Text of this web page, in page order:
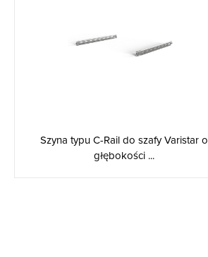
Szyna typu C-Rail do szafy Varistar o
głębokości ...